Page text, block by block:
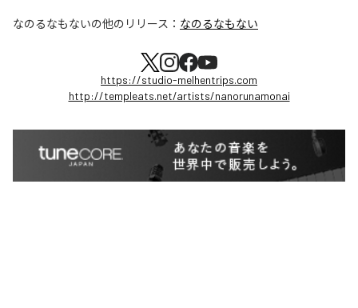
なのるなもないの他のリリース： なのるなもない
https://studio-melhentrips.com
http://templeats.net/artists/nanorunamonai